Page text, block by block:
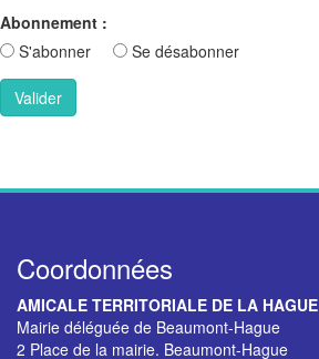
Abonnement :
S'abonner
Se désabonner
Coordonnées
AMICALE TERRITORIALE DE LA HAGUE
Mairie déléguée de Beaumont-Hague
2 Place de la mairie. Beaumont-Hague